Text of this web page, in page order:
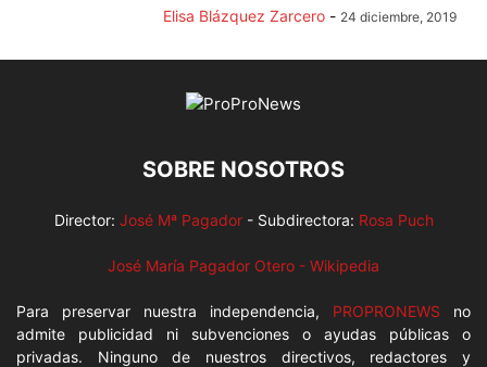
Elisa Blázquez Zarcero - 24 diciembre, 2019
SOBRE NOSOTROS
Director: José Mª Pagador- Subdirectora: Rosa Puch
José María Pagador Otero - Wikipedia
Para preservar nuestra independencia, PROPRONEWS no
admite publicidad ni subvenciones o ayudas públicas o
privadas. Ninguno de nuestros directivos, redactores y